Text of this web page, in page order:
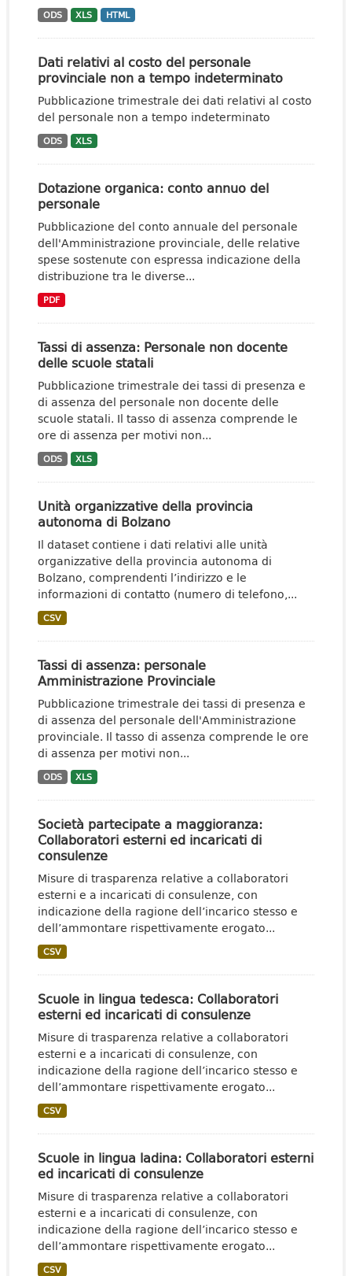
ODS XLS HTML
Dati relativi al costo del personale
provinciale non a tempo indeterminato
Pubblicazione trimestrale dei dati relativi al costo
del personale non a tempo indeterminato
ODS XLS
Dotazione organica: conto annuo del
personale
Pubblicazione del conto annuale del personale
dell'Amministrazione provinciale, delle relative
spese sostenute con espressa indicazione della
distribuzione tra le diverse...
PDF
Tassi di assenza: Personale non docente
delle scuole statali
Pubblicazione trimestrale dei tassi di presenza e
di assenza del personale non docente delle
scuole statali. Il tasso di assenza comprende le
ore di assenza per motivi non...
ODS XLS
Unità organizzative della provincia
autonoma di Bolzano
Il dataset contiene i dati relativi alle unità
organizzative della provincia autonoma di
Bolzano, comprendenti l’indirizzo e le
informazioni di contatto (numero di telefono,...
CSV
Tassi di assenza: personale
Amministrazione Provinciale
Pubblicazione trimestrale dei tassi di presenza e
di assenza del personale dell'Amministrazione
provinciale. Il tasso di assenza comprende le ore
di assenza per motivi non...
ODS XLS
Società partecipate a maggioranza:
Collaboratori esterni ed incaricati di
consulenze
Misure di trasparenza relative a collaboratori
esterni e a incaricati di consulenze, con
indicazione della ragione dell’incarico stesso e
dell’ammontare rispettivamente erogato...
CSV
Scuole in lingua tedesca: Collaboratori
esterni ed incaricati di consulenze
Misure di trasparenza relative a collaboratori
esterni e a incaricati di consulenze, con
indicazione della ragione dell’incarico stesso e
dell’ammontare rispettivamente erogato...
CSV
Scuole in lingua ladina: Collaboratori esterni
ed incaricati di consulenze
Misure di trasparenza relative a collaboratori
esterni e a incaricati di consulenze, con
indicazione della ragione dell’incarico stesso e
dell’ammontare rispettivamente erogato...
CSV